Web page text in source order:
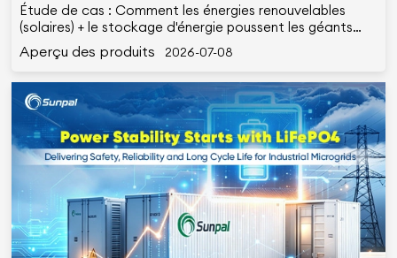
Étude de cas : Comment les énergies renouvelables
(solaires) + le stockage d'énergie poussent les géants
miniers vers des objectifs nets zéro ?
Aperçu des produits 2026-07-08